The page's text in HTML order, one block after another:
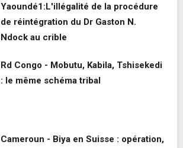
Yaoundé1:L'illégalité de la procédure
de réintégration du Dr Gaston N.
Ndock au crible
Rd Congo - Mobutu, Kabila, Tshisekedi
: le même schéma tribal
Cameroun - Biya en Suisse : opération,